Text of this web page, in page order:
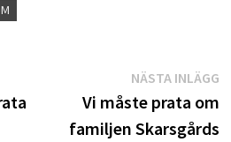
NÄSTA INLÄGG
Vi måste prata om
familjen Skarsgårds